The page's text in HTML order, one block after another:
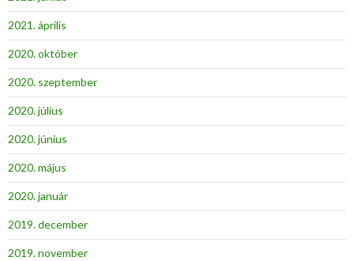
2021. április
2020. október
2020. szeptember
2020. július
2020. június
2020. május
2020. január
2019. december
2019. november